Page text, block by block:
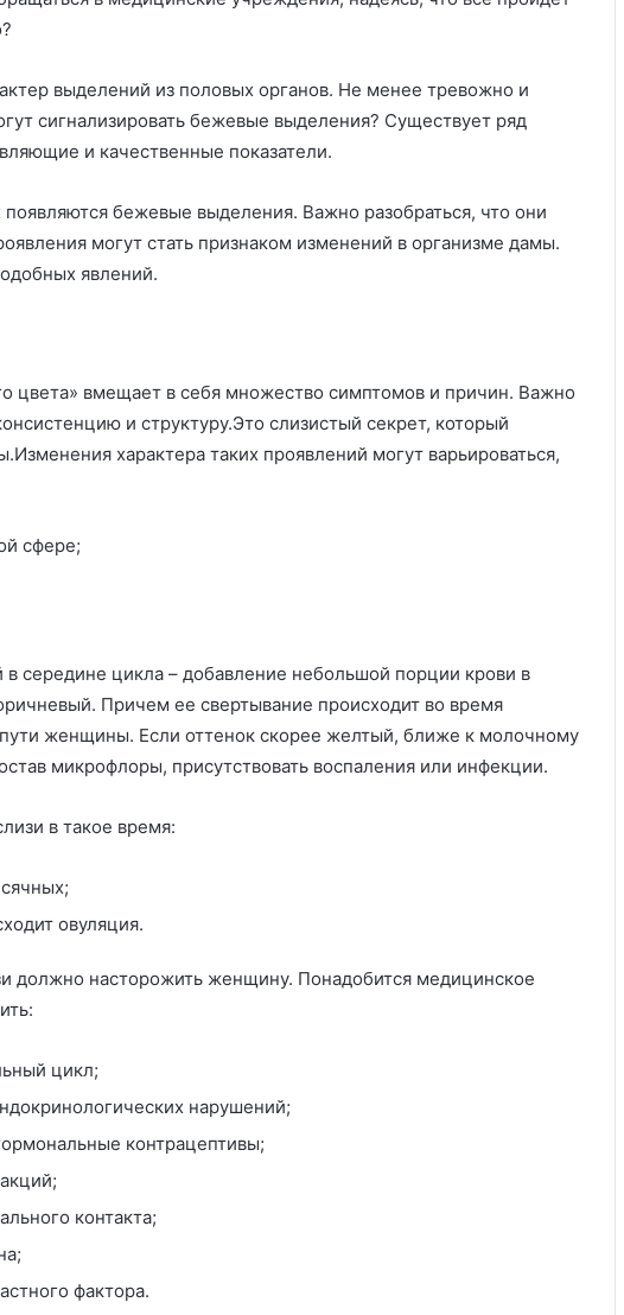
выделений из половых органов. Не менее тревожно и
сигнализировать бежевые выделения? Существует ряд
и качественные показатели.
бежевые выделения. Важно разобраться, что они
могут стать признаком изменений в организме дамы.
явлений.
цвета» вмещает в себя множество симптомов и причин. Важно
и структуру.Это слизистый секрет, который
характера таких проявлений могут варьироваться,
сфере;
середине цикла – добавление небольшой порции крови в
Причем ее свертывание происходит во время
женщины. Если оттенок скорее желтый, ближе к молочному
микрофлоры, присутствовать воспаления или инфекции.
в такое время:
овуляция.
должно насторожить женщину. Понадобится медицинское
цикл;
нарушений;
контрацептивы;
контакта;
фактора.